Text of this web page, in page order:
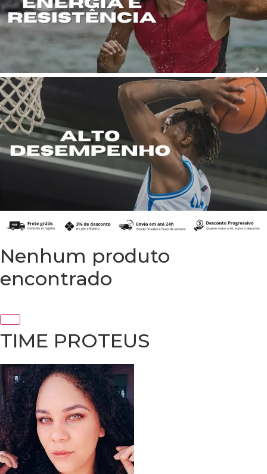
Nenhum produto
encontrado
TIME PROTEUS